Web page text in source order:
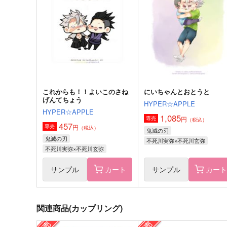
円（税込）
不死川実弥
サンプル 作品詳細
（税込）
不死川実弥×不死川玄弥
サンプル 作品詳細
銀河鉄道には乗りたくない
風を捕まえる
これからも！！よいこのさね
げんてちょう
HYPER☆APPLE
専売 457円 （税込）
鬼滅の刃
不死川実弥×不死川玄弥
サンプル カート
にいちゃんとおとうと
HYPER☆APPLE
専売 1,085円 （税込）
鬼滅の刃
不死川実弥×不死川玄弥
サンプル カート
関連商品(カップリング)